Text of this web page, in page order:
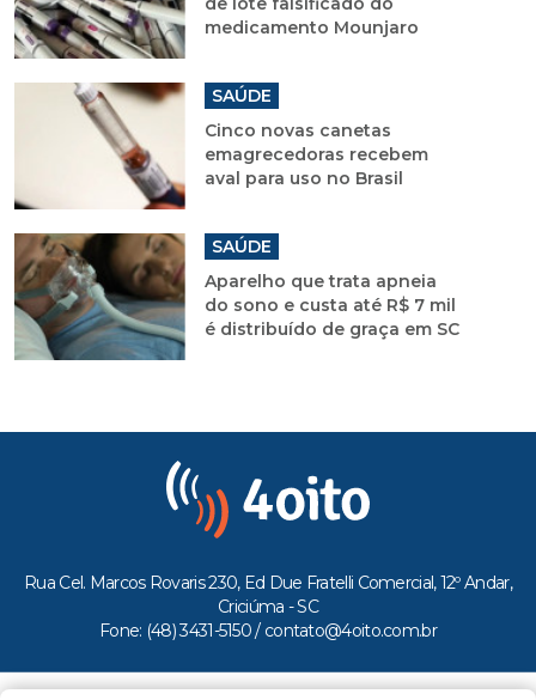
medicamento Mounjaro
SAÚDE
Cinco novas canetas
emagrecedoras recebem
aval para uso no Brasil
SAÚDE
Aparelho que trata apneia
do sono e custa até R$ 7 mil
é distribuído de graça em SC
Rua Cel. Marcos Rovaris 230, Ed Due Fratelli Comercial, 12º Andar,
Criciúma - SC
Fone: (48) 3431-5150 / contato@4oito.com.br